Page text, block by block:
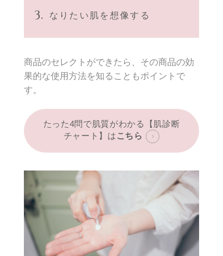
なりたい肌を想像する
商品のセレクトができたら、その商品の効
果的な使用方法を知ることもポイントで
す。
たった4問で肌質がわかる【肌診断
チャート】は こちら